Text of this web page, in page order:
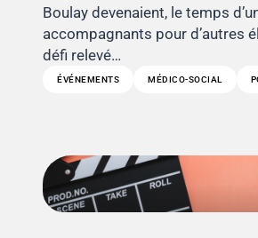
Boulay devenaient, le temps
accompagnants pour d’autres
défi relevé…
ÉVÉNEMENTS MÉDICO-SOCIAL